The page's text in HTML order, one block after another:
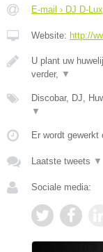
E-mail › DJ D-Lux
Website: http://
U plant uw
verder, ▼
Discobar, DJ,
▼
Er wordt gewerkt
Laatste tweets ▼
Sociale media: